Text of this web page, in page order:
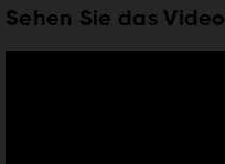
Sehen Sie das Video